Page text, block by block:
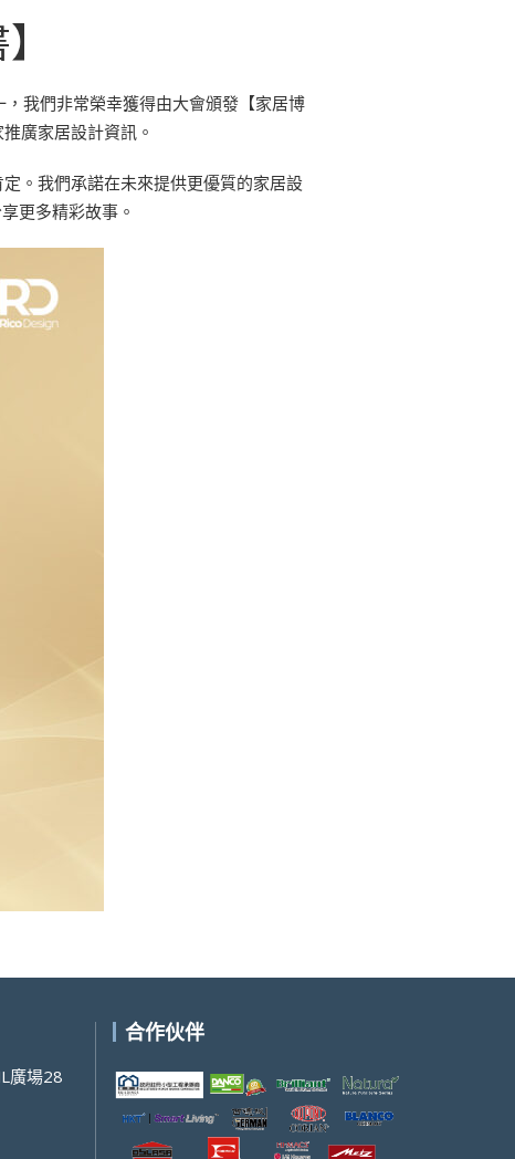
我們非常榮幸獲得由大會頒發【家居博
廣家居設計資訊。
。我們承諾在未來提供更優質的家居設
更多精彩故事。
廣場28
合作伙伴